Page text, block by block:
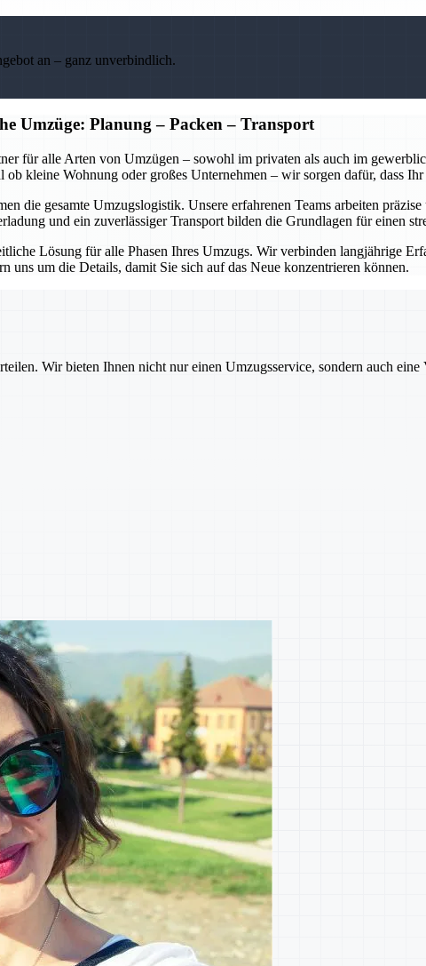
an – ganz unverbindlich.
Umzüge: Planung – Packen – Transport
für alle Arten von Umzügen – sowohl im privaten als auch im
kleine Wohnung oder großes Unternehmen – wir sorgen dafür, dass
die gesamte Umzugslogistik. Unsere erfahrenen Teams arbeiten
und ein zuverlässiger Transport bilden die Grundlagen für einen
Lösung für alle Phasen Ihres Umzugs. Wir verbinden langjährige
um die Details, damit Sie sich auf das Neue konzentrieren können.
Wir bieten Ihnen nicht nur einen Umzugsservice, sondern auch